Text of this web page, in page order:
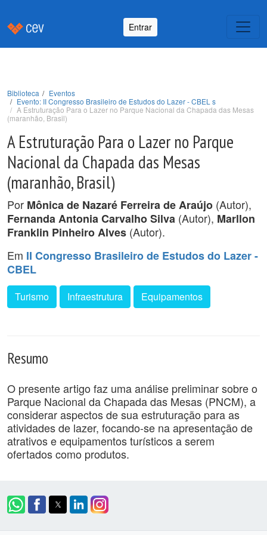
Entrar
Biblioteca
Eventos
Evento: II Congresso Brasileiro de Estudos do Lazer - CBEL s
A Estruturação Para o Lazer no Parque Nacional da Chapada das Mesas
(maranhão, Brasil)
A Estruturação Para o Lazer no Parque
Nacional da Chapada das Mesas
(maranhão, Brasil)
Por Mônica de Nazaré Ferreira de Araújo (Autor),
Fernanda Antonia Carvalho Silva (Autor), Marllon
Franklin Pinheiro Alves (Autor).
Em II Congresso Brasileiro de Estudos do Lazer -
CBEL
Turismo Infraestrutura Equipamentos
Resumo
O presente artigo faz uma análise preliminar sobre o
Parque Nacional da Chapada das Mesas (PNCM), a
considerar aspectos de sua estruturação para as
atividades de lazer, focando-se na apresentação de
atrativos e equipamentos turísticos a serem
ofertados como produtos.